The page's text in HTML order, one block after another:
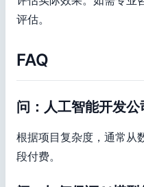
评估。
FAQ
问：人工智能开发
根据项目复杂度，通常从
段付费。